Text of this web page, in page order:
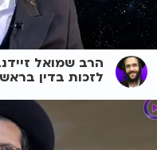
הרב שמואל
לזכות בדין